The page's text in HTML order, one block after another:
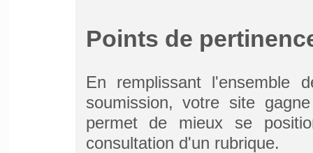
Points de
En remplissant l'ensemble
soumission, votre site
permet de mieux se
consultation d'un rubrique.